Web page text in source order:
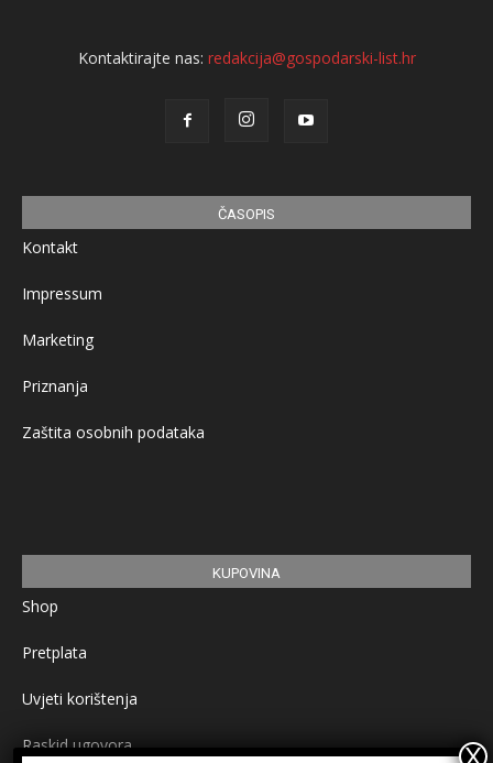
Kontaktirajte nas: redakcija@gospodarski-list.hr
ČASOPIS
Kontakt
Impressum
Marketing
Priznanja
Zaštita osobnih podataka
KUPOVINA
Shop
Pretplata
Uvjeti korištenja
Raskid ugovora